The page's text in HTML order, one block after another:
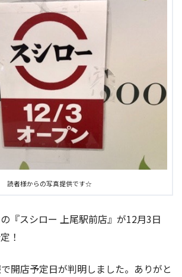
読者様からの写真提供です☆
『スシロー 上尾駅前店』が12月3日
！
開店予定日が判明しました。ありがと